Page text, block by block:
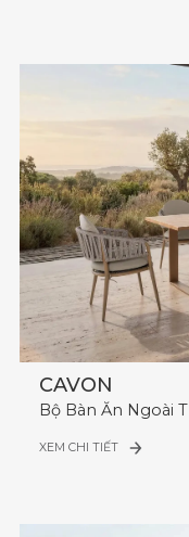
CAVON
Bộ Bàn Ăn Ngoài
XEM CHI TIẾT